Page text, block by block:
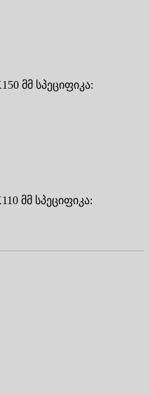
მმ სპეციფიკა:
მმ სპეციფიკა: